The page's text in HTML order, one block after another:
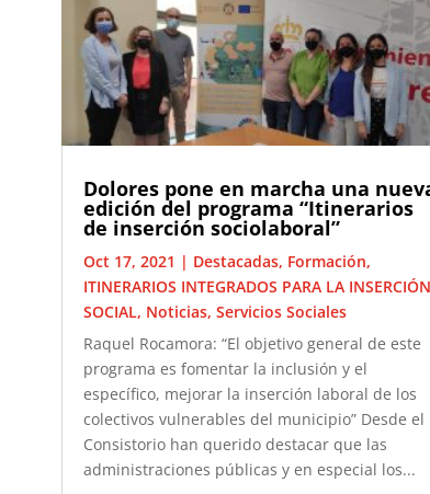
Dolores pone en marcha una
edición del programa “Itinerarios
de inserción sociolaboral”
Oct 17, 2021 | Destacadas, Formación,
ITINERARIOS INTEGRADOS PARA LA INSERCIÓN
SOCIAL, Noticias, Servicios Sociales
Raquel Rocamora: “El objetivo general de este
programa es fomentar la inclusión y el
específico, mejorar la inserción laboral de los
colectivos vulnerables del municipio” Desde el
Consistorio han querido destacar que las
administraciones públicas y en especial los...